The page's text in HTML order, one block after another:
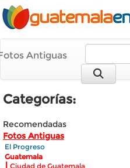
Antiguas
Categorías:
Recomendadas
Fotos Antiguas
El Progreso
Guatemala
Ciudad de Guatemala